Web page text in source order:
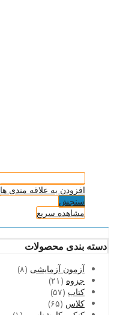
افزودن به علاقه مندی ها
سنجش
مشاهده سریع
دسته بندی محصولات
آزمون آزمایشی (۸)
جزوه (۲۱)
کتاب (۵۷)
کلاس (۶۵)